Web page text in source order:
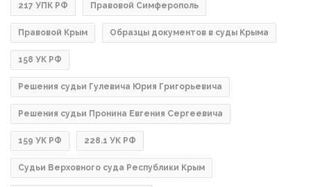
217 УПК РФ Правовой Симферополь
Правовой Крым Образцы документов в суды Крыма
158 УК РФ
Решения судьи Гулевича Юрия Григорьевича
Решения судьи Пронина Евгения Сергеевича
159 УК РФ 228.1 УК РФ
Судьи Верховного суда Республики Крым